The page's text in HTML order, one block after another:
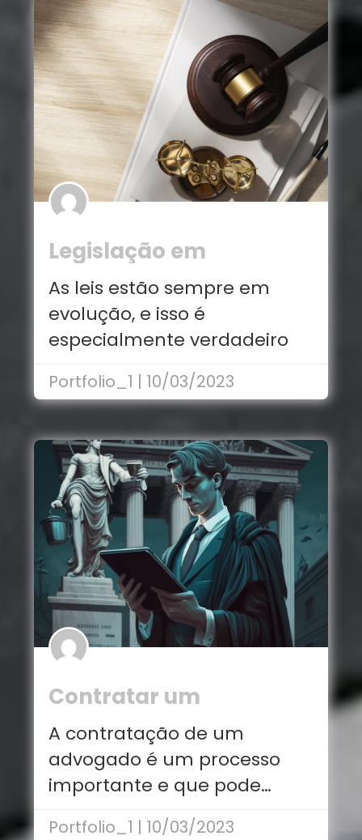
Legislação em
constante mudança
As leis estão sempre em
evolução, e isso é
especialmente verdadeiro
Portfolio_1 | 10/03/2023
Contratar um
advogado: o que você
precisa saber
A contratação de um
advogado é um processo
importante e que pode…
Portfolio_1 | 10/03/2023